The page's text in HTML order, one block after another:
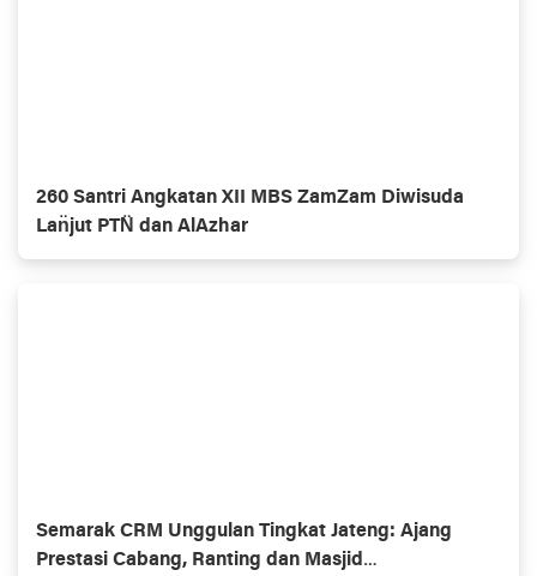
260 Santri Angkatan XII MBS ZamZam Diwisuda
Lan̈jut PTN̈ dan AlAzhar
Semarak CRM Unggulan Tingkat Jateng: Ajang
Prestasi Cabang, Ranting dan Masjid